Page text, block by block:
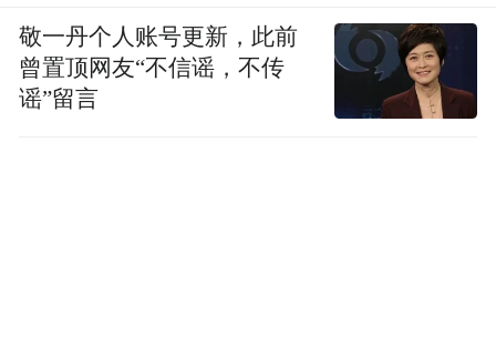
敬一丹个人账号更新，此前
曾置顶网友“不信谣，不传
谣”留言